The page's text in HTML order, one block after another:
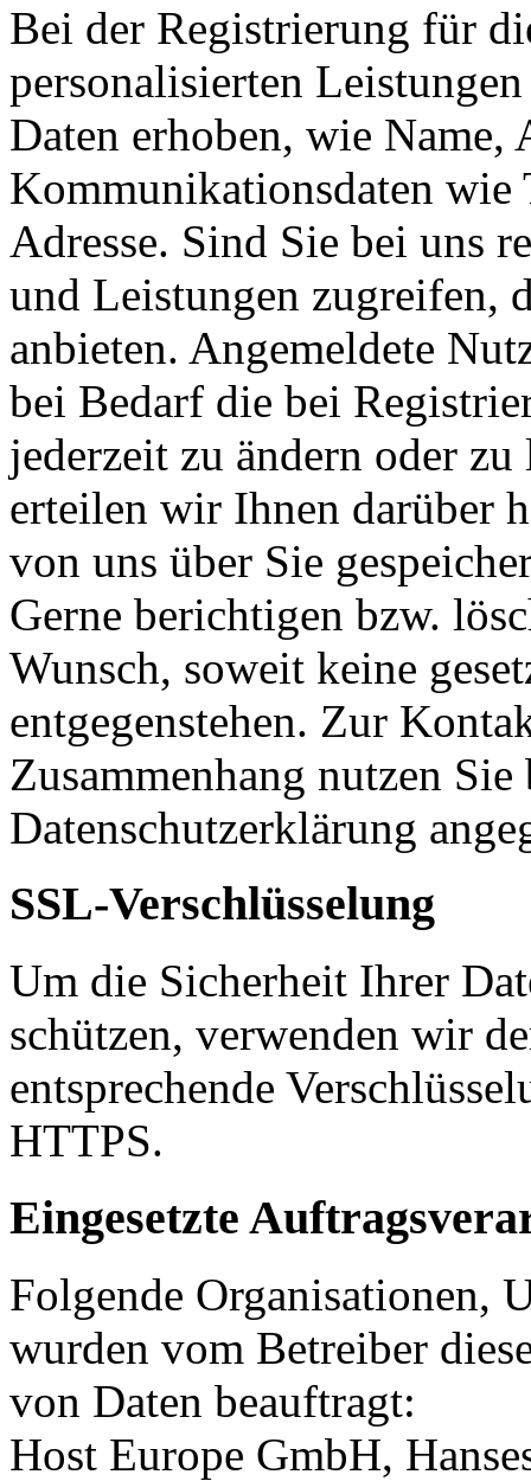
Bei der Registrierung für
personalisierten
Daten erhoben, wie
Kommunikationsdaten
Adresse. Sind Sie bei uns
und Leistungen zugreifen,
anbieten. Angemeldete
bei Bedarf die bei
jederzeit zu ändern oder
erteilen wir Ihnen darüber
von uns über Sie
Gerne berichtigen bzw.
Wunsch, soweit keine
entgegenstehen. Zur
Zusammenhang nutzen
Datenschutzerklärung
SSL-Verschlüsselung
Um die Sicherheit Ihrer
schützen, verwenden wir
entsprechende
HTTPS.
Eingesetzte
Folgende Organisationen,
wurden vom Betreiber
von Daten beauftragt:
Host Europe GmbH,